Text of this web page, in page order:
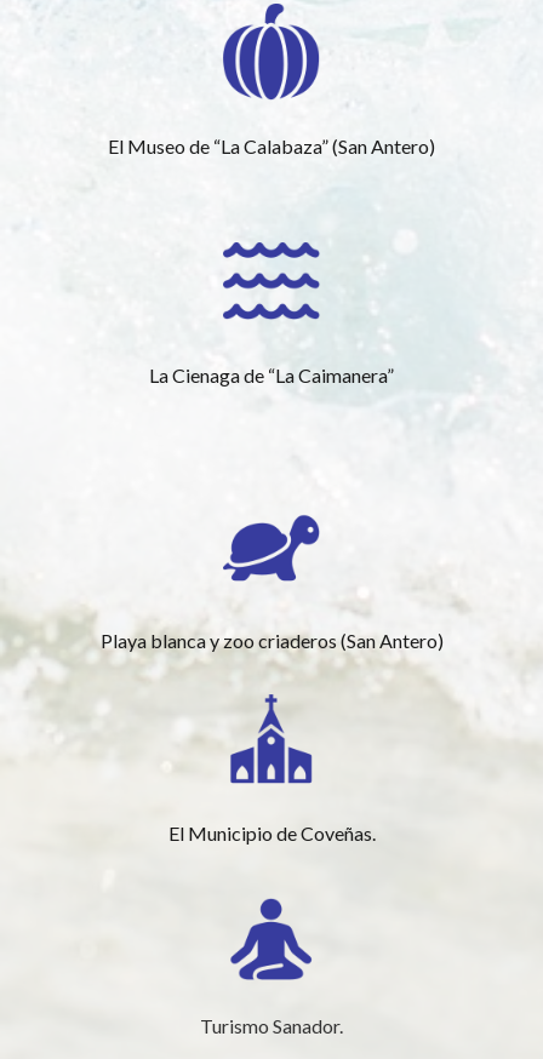
El Museo de “La Calabaza” (San Antero)
La Cienaga de “La Caimanera”
Playa blanca y zoo criaderos (San Antero)
El Municipio de Coveñas.
Turismo Sanador.